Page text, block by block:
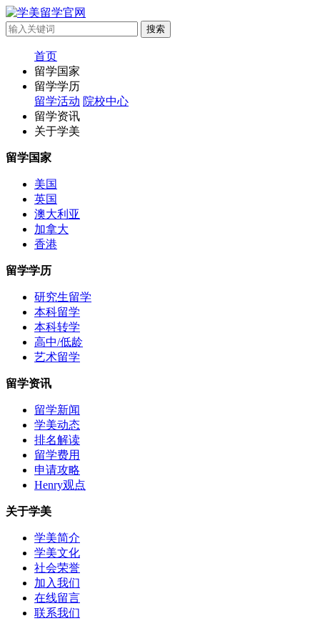
首页
留学国家
留学学历
留学活动 院校中心
留学资讯
关于学美
留学国家
美国
英国
澳大利亚
加拿大
香港
留学学历
研究生留学
本科留学
本科转学
高中/低龄
艺术留学
留学资讯
留学新闻
学美动态
排名解读
留学费用
申请攻略
Henry观点
关于学美
学美简介
学美文化
社会荣誉
加入我们
在线留言
联系我们